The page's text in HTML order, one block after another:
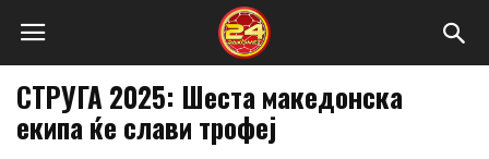
СТРУГА 2025: Шеста македонска
екипа ќе слави трофеј